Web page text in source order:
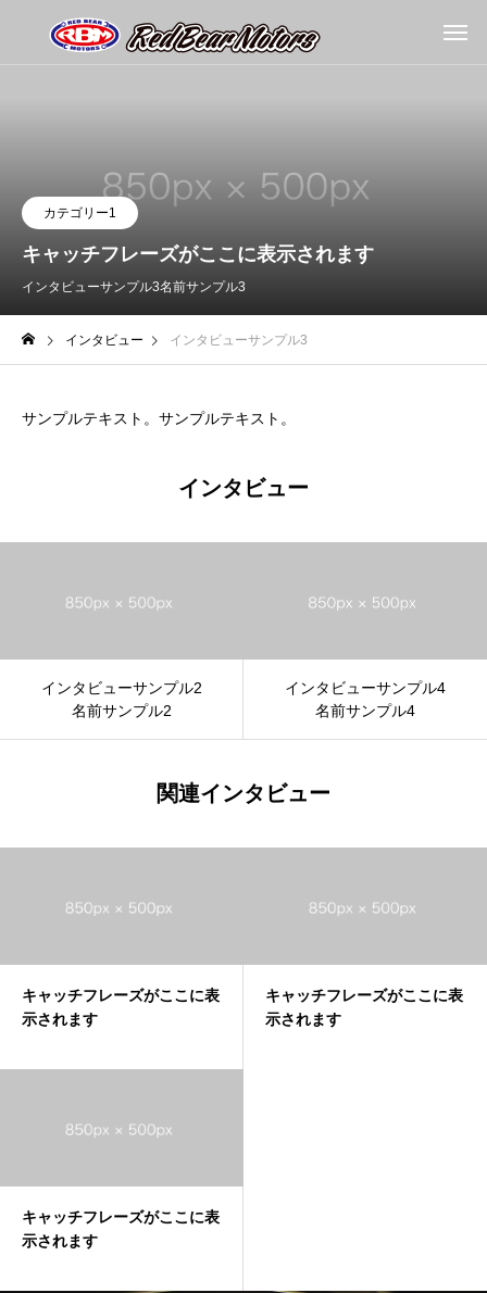
カテゴリー1
キャッチフレーズがここに表示されます
インタビューサンプル3名前サンプル3
インタビュー インタビューサンプル3
サンプルテキスト。サンプルテキスト。
インタビュー
インタビューサンプル2
名前サンプル2
インタビューサンプル4
名前サンプル4
関連インタビュー
キャッチフレーズがここに表
示されます
キャッチフレーズがここに表
示されます
キャッチフレーズがここに表
示されます